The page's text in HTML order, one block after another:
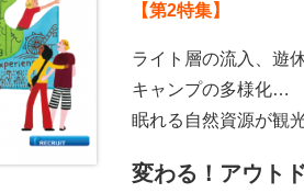
【第2特集】
ライト層の流入、遊
キャンプの多様化…
眠れる自然資源が観
変わる！アウト